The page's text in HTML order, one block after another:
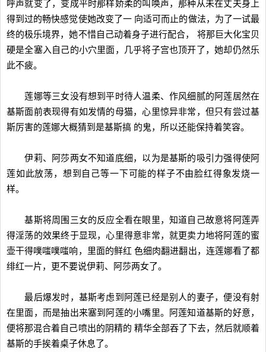
呼声就变了，变成平时那样娇柔的叫唤声，那种从未在丈夫身上
得到过的畅快感觉使她改变了一 向适可而止的做法，为了一试最
终的极乐境界，她不惜自己动着身子进行配合， 将那巨大化宝贝
硬是全塞入自己的小穴里面，几乎将子宫也顶开了，她却仍然乐
此不疲。
莲娜等三女没有想到平时待人温柔、作风细腻的阿莲居然在
基斯面前表现得有如发情的母猫，心里惊异非常，但只有尝过基
斯厉害的莲娜大概猜到是基斯搞 的鬼，所以还能保持着笑容。
伊莉、阿莎两女不知道底细，以为是基斯的吸引力强得使阿
莲如此放荡，想到自己等一下可能的样子不由脸红得象发烧一
样。
基斯将周围三女的反应全看在眼里，知道自己故意将阿莲弄
得淫荡的效果终于显现，心里得意非常，就更卖力地将阿莲的蜜
壶干得噗嗤噗嗤响，里面的鲜红 色细肉翻进翻出，连莲娜看了都
绯红一片，更不要说伊莉、阿莎两女了。
最后爆发时，基斯考虑到阿莲已经是别人的妻子，便没有射
在里面，而是抽出来塞到阿莲的小嘴里。阿莲知道基斯的好意，
便将那混合着自己喷出的阴精的 精华全部吞了下去，然后就顺着
基斯的手挨着桌子休息了。